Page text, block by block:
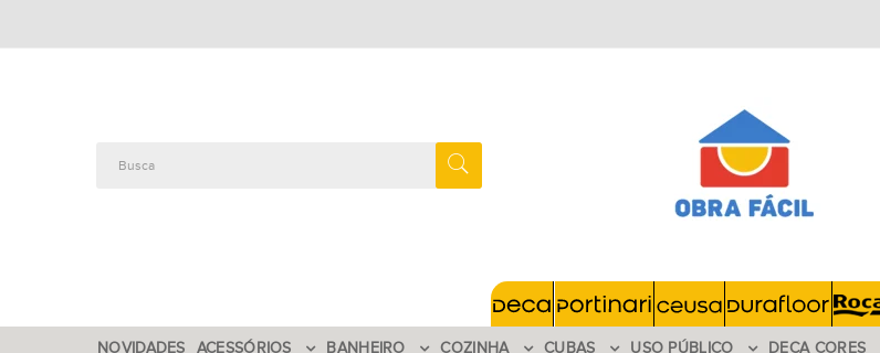
NOVIDADES ACESSÓRIOS BANHEIRO COZINHA CUBAS USO PÚBLICO DECA CORES